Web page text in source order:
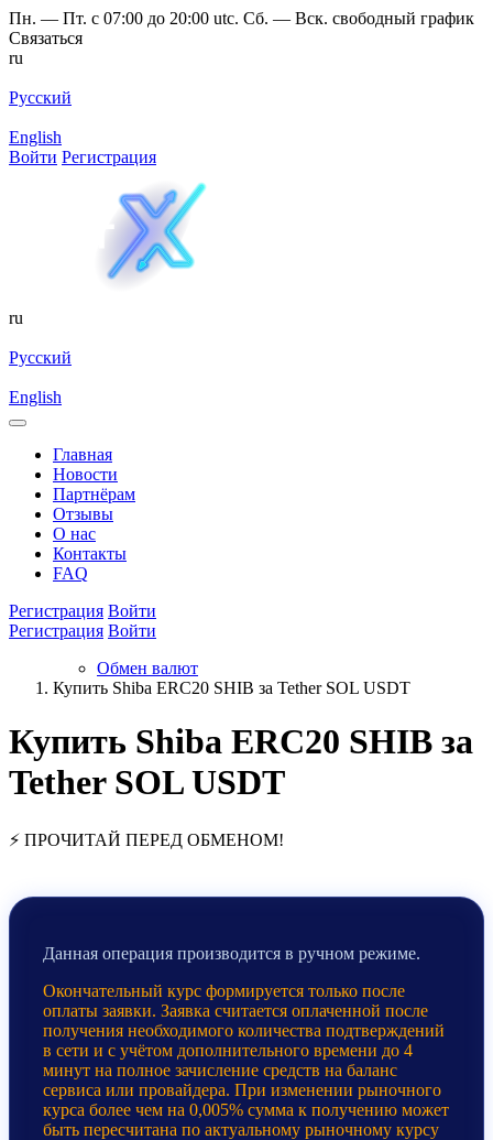
Пн. — Пт. с 07:00 до 20:00 utc. Сб. — Вск. свободный график
Связаться
ru
Русский
English
Войти Регистрация
ru
Русский
English
Главная
Новости
Партнёрам
Отзывы
О нас
Контакты
FAQ
Регистрация Войти
Регистрация Войти
Обмен валют
Купить Shiba ERC20 SHIB за Tether SOL USDT
Купить Shiba ERC20 SHIB за
Tether SOL USDT
⚡ ПРОЧИТАЙ ПЕРЕД ОБМЕНОМ!
Данная операция производится в ручном режиме.
Окончательный курс формируется только после
оплаты заявки. Заявка считается оплаченной после
получения необходимого количества подтверждений
в сети и с учётом дополнительного времени до 4
минут на полное зачисление средств на баланс
сервиса или провайдера. При изменении рыночного
курса более чем на 0,005% сумма к получению может
быть пересчитана по актуальному рыночному курсу